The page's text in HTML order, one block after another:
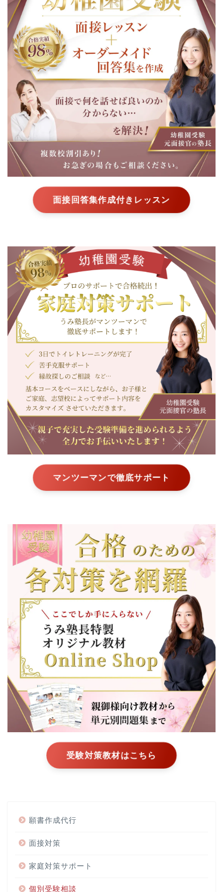
面接回答集作成付きレッスン
マンツーマンで徹底サポート
受験対策教材はこちら
願書作成代行
面接対策
家庭対策サポート
個別受験相談
世田谷聖母幼稚園
愛育幼稚園
東京都市大学二子幼稚園
国本幼稚園
若葉会幼稚園
桐朋幼稚園
聖セシリア幼稚園
星美学園幼稚園
日本女子大学附属豊明幼
稚園
千葉大学教育学部附属幼
聖徳幼稚園
埼玉大学教育学部附属幼
稚園
大和幼稚園
竹早園舎
淑徳幼稚園
田園調布雙葉小学校附属
幼稚園
東京学芸大学附属幼稚園
小金井園舎
森村学園幼稚園
成城幼稚園
小さき花の幼稚園
桐蔭学園幼稚園
学習院幼稚園
カリタス幼稚園
和光幼稚園
品川翔英幼稚園
奈良県
奈良女子大学附属小学校
神奈川県
洗足学園大学附属幼稚園
幼稚園願書の書き方 幼稚園面接対策